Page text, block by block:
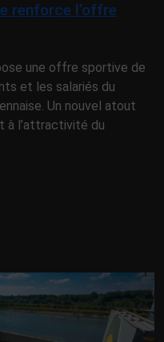
renforce l’offre
une offre sportive de
et les salariés du
Un nouvel atout
à l’attractivité du